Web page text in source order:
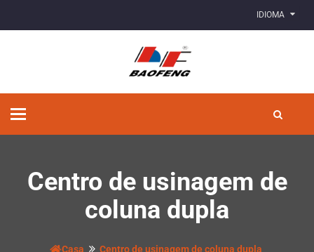
IDIOMA
Alternar
Centro de usinagem de
coluna dupla
Casa Centro de usinagem de coluna dupla